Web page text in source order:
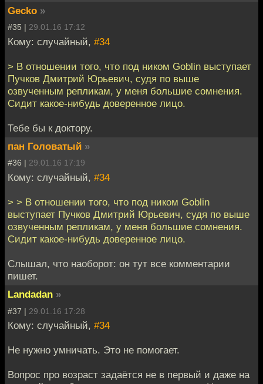
Gecko »
#35 | 29.01.16 17:12
Кому: случайный, #34
> В отношении того, что под ником Goblin выступает
Пучков Дмитрий Юрьевич, судя по выше
озвученным репликам, у меня большие сомнения.
Сидит какое-нибудь доверенное лицо.
Тебе бы к доктору.
пан Головатый »
#36 | 29.01.16 17:19
Кому: случайный, #34
> > В отношении того, что под ником Goblin
выступает Пучков Дмитрий Юрьевич, судя по выше
озвученным репликам, у меня большие сомнения.
Сидит какое-нибудь доверенное лицо.
Слышал, что наоборот: он тут все комментарии
пишет.
Landadan »
#37 | 29.01.16 17:28
Кому: случайный, #34
Не нужно умничать. Это не помогает.
Вопрос про возраст задаётся не в первый и даже на